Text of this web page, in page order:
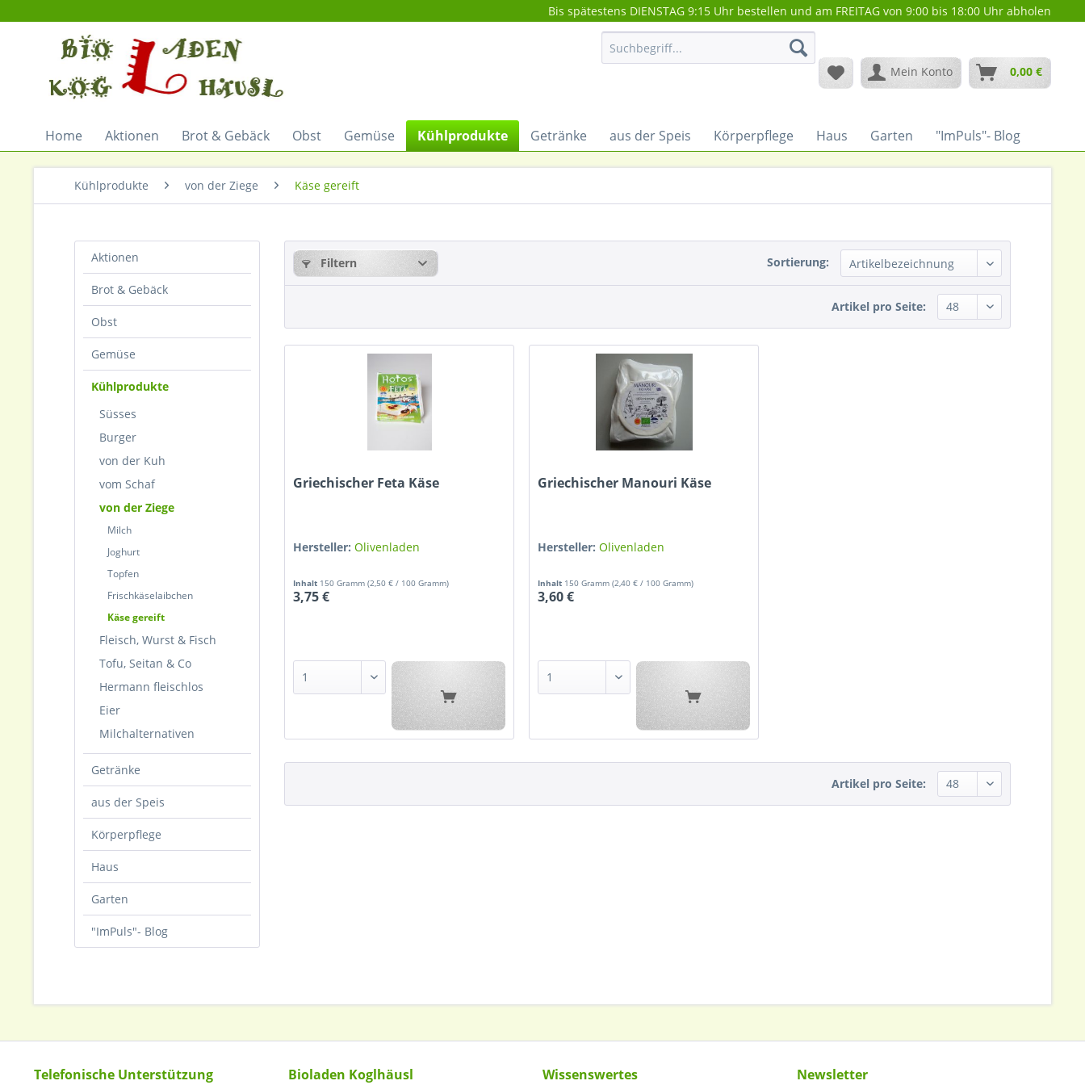
Bis spätestens DIENSTAG 9:15 Uhr bestellen und am FREITAG von 9:00 bis 18:00 Uhr abholen
Mein Konto 0,00 €
Home Aktionen Brot & Gebäck Obst Gemüse Kühlprodukte Getränke aus der Speis Körperpflege Haus Garten "ImPuls"- Blog
Kühlprodukte von der Ziege Käse gereift
Aktionen
Brot & Gebäck
Obst
Gemüse
Kühlprodukte
Süsses
Burger
von der Kuh
vom Schaf
von der Ziege
Milch
Joghurt
Topfen
Frischkäselaibchen
Käse gereift
Fleisch, Wurst & Fisch
Tofu, Seitan & Co
Hermann fleischlos
Eier
Milchalternativen
Getränke
aus der Speis
Körperpflege
Haus
Garten
"ImPuls"- Blog
Filtern Sortierung:
Artikel pro Seite:
Griechischer Feta Käse
Hersteller: Olivenladen
Inhalt 150 Gramm(2,50 € / 100 Gramm)
3,75 €
Griechischer Manouri Käse
Hersteller: Olivenladen
Inhalt 150 Gramm(2,40 € / 100 Gramm)
3,60 €
Artikel pro Seite:
Telefonische Unterstützung Bioladen Koglhäusl Wissenswertes Newsletter